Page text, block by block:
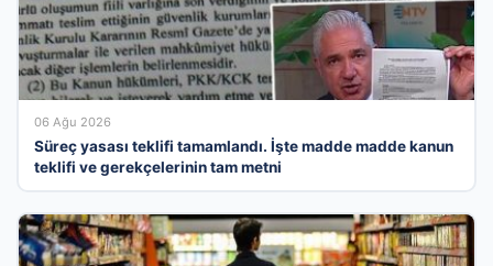
06 Ağu 2026
Süreç yasası teklifi tamamlandı. İşte madde madde kanun
teklifi ve gerekçelerinin tam metni